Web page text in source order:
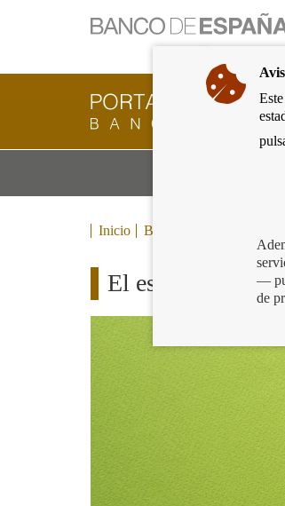
Ir
a
página
de
inicio
del
Cliente
Bancario
Banco
ir
a
Inicio Blog
El estudio de
—
de